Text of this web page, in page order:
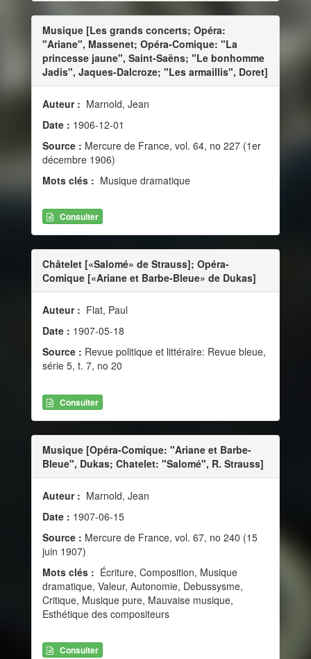
Musique [Les grands concerts; Opéra:
"Ariane", Massenet; Opéra-Comique: "La
princesse jaune", Saint-Saëns; "Le bonhomme
Jadis", Jaques-Dalcroze; "Les armaillis", Doret]
Auteur : Marnold, Jean
Date : 1906-12-01
Source : Mercure de France, vol. 64, no 227 (1er
décembre 1906)
Mots clés : Musique dramatique
Consulter
Châtelet [«Salomé» de Strauss]; Opéra-
Comique [«Ariane et Barbe-Bleue» de Dukas]
Auteur : Flat, Paul
Date : 1907-05-18
Source : Revue politique et littéraire: Revue bleue,
série 5, t. 7, no 20
Consulter
Musique [Opéra-Comique: "Ariane et Barbe-
Bleue", Dukas; Chatelet: "Salomé", R. Strauss]
Auteur : Marnold, Jean
Date : 1907-06-15
Source : Mercure de France, vol. 67, no 240 (15
juin 1907)
Mots clés : Écriture, Composition, Musique
dramatique, Valeur, Autonomie, Debussysme,
Critique, Musique pure, Mauvaise musique,
Esthétique des compositeurs
Consulter